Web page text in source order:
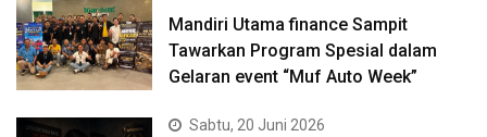
Mandiri Utama finance Sampit
Tawarkan Program Spesial dalam
Gelaran event “Muf Auto Week”
Sabtu, 20 Juni 2026